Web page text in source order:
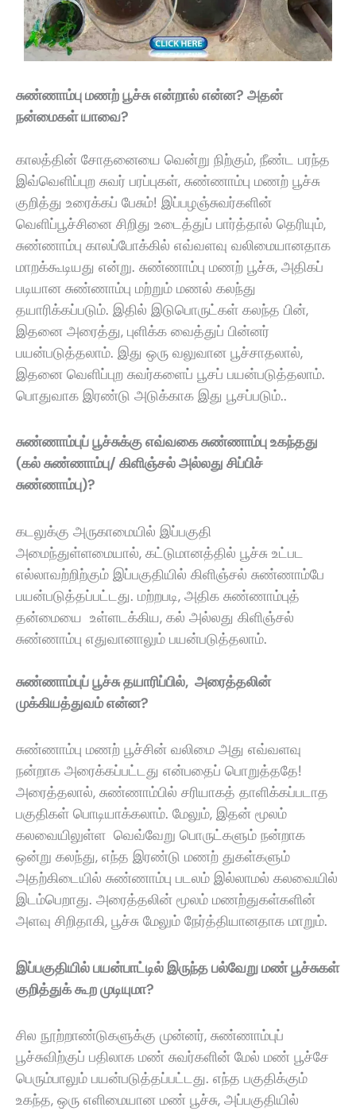
சுண்ணாம்பு மணற் பூச்சு என்றால் என்ன? அதன்
நன்மைகள் யாவை?
காலத்தின் சோதனையை வென்று நிற்கும், நீண்ட பரந்த
இவ்வெளிப்புற சுவர் பரப்புகள், சுண்ணாம்பு மணற் பூச்சு
குறித்து உரைக்கப் பேசும்! இப்பழஞ்சுவர்களின்
வெளிப்பூச்சினை சிறிது உடைத்துப் பார்த்தால் தெரியும்,
சுண்ணாம்பு காலப்போக்கில் எவ்வளவு வலிமையானதாக
மாறக்கூடியது என்று. சுண்ணாம்பு மணற் பூச்சு, அதிகப்
படியான சுண்ணாம்பு மற்றும் மணல் கலந்து
தயாரிக்கப்படும். இதில் இடுபொருட்கள் கலந்த பின்,
இதனை அரைத்து, புளிக்க வைத்துப் பின்னர்
பயன்படுத்தலாம். இது ஒரு வலுவான பூச்சாதலால்,
இதனை வெளிப்புற சுவர்களைப் பூசப் பயன்படுத்தலாம்.
பொதுவாக இரண்டு அடுக்காக இது பூசப்படும்..
சுண்ணாம்புப் பூச்சுக்கு எவ்வகை சுண்ணாம்பு உகந்தது
(கல் சுண்ணாம்பு/ கிளிஞ்சல் அல்லது சிப்பிச்
சுண்ணாம்பு)?
கடலுக்கு அருகாமையில் இப்பகுதி
அமைந்துள்ளமையால், கட்டுமானத்தில் பூச்சு உட்பட
எல்லாவற்றிற்கும் இப்பகுதியில் கிளிஞ்சல் சுண்ணாம்பே
பயன்படுத்தப்பட்டது‌. மற்றபடி, அதிக சுண்ணாம்புத்
தன்மையை உள்ளடக்கிய, கல் அல்லது கிளிஞ்சல்
சுண்ணாம்பு எதுவானாலும் பயன்படுத்தலாம்.
சுண்ணாம்புப் பூச்சு தயாரிப்பில், அரைத்தலின்
முக்கியத்துவம் என்ன?
சுண்ணாம்பு மணற் பூச்சின் வலிமை அது எவ்வளவு
நன்றாக அரைக்கப்பட்டது என்பதைப் பொறுத்ததே!
அரைத்தலால், சுண்ணாம்பில் சரியாகத் தாளிக்கப்படாத
பகுதிகள் பொடியாக்கலாம். மேலும், இதன் மூலம்
கலவையிலுள்ள வெவ்வேறு பொருட்களும் நன்றாக
ஒன்று கலந்து, எந்த இரண்டு மணற் துகள்களும்
அதற்கிடையில் சுண்ணாம்பு படலம் இல்லாமல் கலவையில்
இடம்பெறாது. அரைத்தலின் மூலம் மணற்துகள்களின்
அளவு சிறிதாகி, பூச்சு மேலும் நேர்த்தியானதாக மாறும்.
இப்பகுதியில் பயன்பாட்டில் இருந்த பல்வேறு மண் பூச்சுகள்
குறித்துக் கூற முடியுமா?
சில நூற்றாண்டுகளுக்கு முன்னர், சுண்ணாம்புப்
பூச்சுவிற்குப் பதிலாக மண் சுவர்களின் மேல் மண் பூச்சே
பெரும்பாலும் பயன்படுத்தப்பட்டது. எந்த பகுதிக்கும்
உகந்த, ஒரு எளிமையான மண் பூச்சு, அப்பகுதியில்